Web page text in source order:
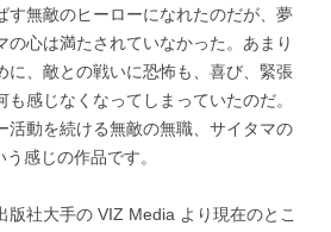
す無敵のヒーローになれたのだが、夢
の心は満たされていなかった。あまり
に、敵との戦いに恐怖も、喜び、緊張
も感じなくなってしまっていたのだ。
活動を続ける無敵の無職、サイタマの
感じの作品です。
版社大手の VIZ Media より現在のとこ